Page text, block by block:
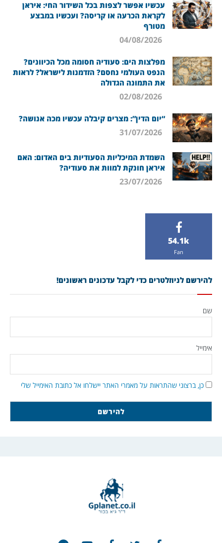
עכשיו אפשר לצפות בכל השידור החי: איראן
לקראת הכרעה או קריסה? ועכשיו במבצע
מטורף
מפלצות הים: סעודיה חסומה מכל הכיוונים?
הנפט העולמי נחסם? הזדמנות לישראל? לראות
את התמונה הגדולה
“יום הדין”: מצרים קיבלה עכשיו מכה אנושה?
השמדת המיכליות הסעודיות בים האדום: האם
איראן חונקת למוות את סעודיה?
54.1k
Fan
להירשם לניוזלטרים כדי לקבל עדכונים ראשונים!
שם
אימייל
כן, ברצוני שהתראות על מאמרי האתר יישלחו אל כתובת האימייל שלי